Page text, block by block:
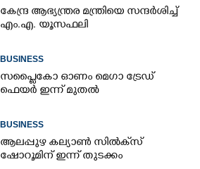
കേന്ദ്ര ആഭ്യന്ത്രര മന്ത്രിയെ സന്ദർശിച്ച്
എം.എ. യൂസഫലി
BUSINESS
സപ്ലൈകോ ഓണം മെഗാ ട്രേഡ്
ഫെയർ ഇന്ന് മുതൽ
BUSINESS
ആലപ്പുഴ കല്യാൺ സിൽക്‌സ്
ഷോറൂമിന് ഇന്ന് തുടക്കം